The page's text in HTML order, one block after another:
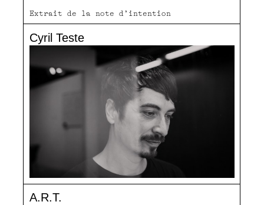
Extrait de la note d’intention
Cyril Teste
A.R.T.